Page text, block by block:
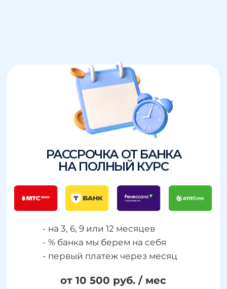
РАССРОЧКА ОТ БАНКА
- На 3,6,9,12 мес
- % банка мы берем на себя